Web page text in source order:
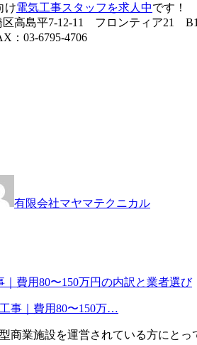
け電気工事スタッフを求人中です！
高島平7-12-11 フロンティア21
：03-6795-4706
有限会社マヤマテクニカル
事｜費用80〜150万…
商業施設を運営されている方にと